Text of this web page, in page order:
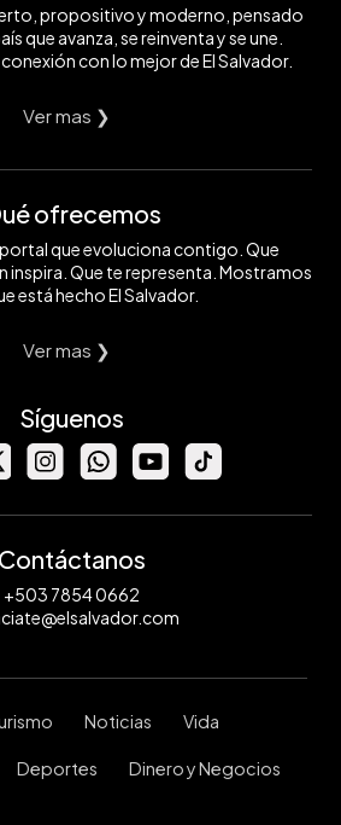
propositivo y moderno, pensado
que avanza, se reinventa y se une.
con lo mejor de El Salvador.
Ver mas ❯
ofrecemos
que evoluciona contigo. Que
inspira. Que te representa. Mostramos
está hecho El Salvador.
Ver mas ❯
Síguenos
Contáctanos
+503 7854 0662
Noticias Vida
Deportes Dinero y Negocios